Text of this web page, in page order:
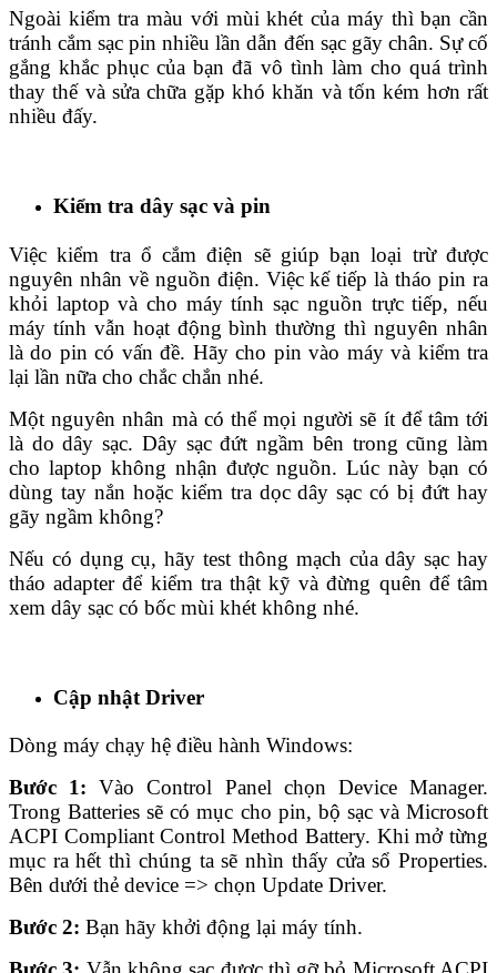
Ngoài kiểm tra màu với mùi khét của máy thì bạn cần
tránh cắm sạc pin nhiều lần dẫn đến sạc gãy chân. Sự cố
gắng khắc phục của bạn đã vô tình làm cho quá trình
thay thế và sửa chữa gặp khó khăn và tốn kém hơn rất
nhiều đấy.
Kiểm tra dây sạc và pin
Việc kiểm tra ổ cắm điện sẽ giúp bạn loại trừ được
nguyên nhân về nguồn điện. Việc kế tiếp là tháo pin ra
khỏi laptop và cho máy tính sạc nguồn trực tiếp, nếu
máy tính vẫn hoạt động bình thường thì nguyên nhân
là do pin có vấn đề. Hãy cho pin vào máy và kiểm tra
lại lần nữa cho chắc chắn nhé.
Một nguyên nhân mà có thể mọi người sẽ ít để tâm tới
là do dây sạc. Dây sạc đứt ngầm bên trong cũng làm
cho laptop không nhận được nguồn. Lúc này bạn có
dùng tay nắn hoặc kiểm tra dọc dây sạc có bị đứt hay
gãy ngầm không?
Nếu có dụng cụ, hãy test thông mạch của dây sạc hay
tháo adapter để kiểm tra thật kỹ và đừng quên để tâm
xem dây sạc có bốc mùi khét không nhé.
Cập nhật Driver
Dòng máy chạy hệ điều hành Windows:
Bước 1: Vào Control Panel chọn Device Manager.
Trong Batteries sẽ có mục cho pin, bộ sạc và Microsoft
ACPI Compliant Control Method Battery. Khi mở từng
mục ra hết thì chúng ta sẽ nhìn thấy cửa sổ Properties.
Bên dưới thẻ device => chọn Update Driver.
Bước 2: Bạn hãy khởi động lại máy tính.